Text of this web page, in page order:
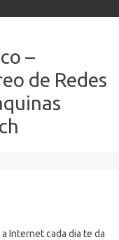
–
de Redes
Internet cada dia te da